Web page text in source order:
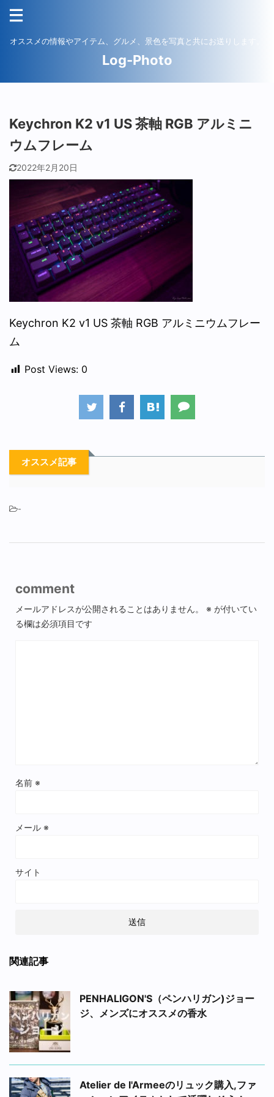
オススメの情報やアイテム、グルメ、景色を写真と共にお送りします。
Log-Photo
Keychron K2 v1 US 茶軸 RGB アルミニ
ウムフレーム
2022年2月20日
Keychron K2 v1 US 茶軸 RGB アルミニウムフレー
ム
Post Views: 0
オススメ記事
-
comment
メールアドレスが公開されることはありません。 ※ が付いてい
る欄は必須項目です
名前 ※
メール ※
サイト
関連記事
PENHALIGON'S（ペンハリガン)ジョー
ジ、メンズにオススメの香水
Atelier de l'Armeeのリュック購入,ファ